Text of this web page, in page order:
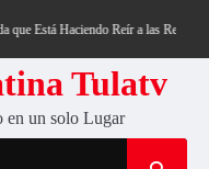
Está Haciendo Reír a las Redes!»
Tulatv
en un solo Lugar